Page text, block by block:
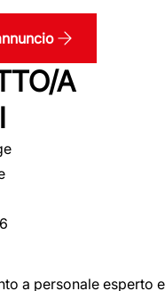
A
a personale esperto e